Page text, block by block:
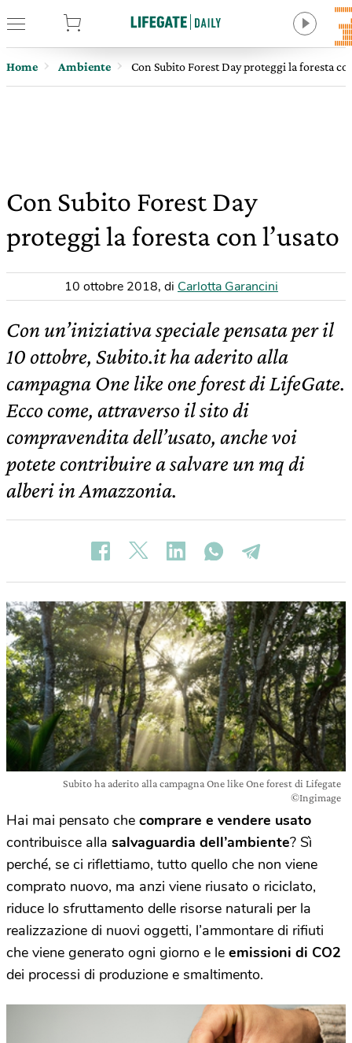
Home Ambiente Con Subito Forest Day proteggi la foresta
Con Subito Forest Day
proteggi la foresta con l’usato
10 ottobre 2018, di Carlotta Garancini
Con un’iniziativa speciale pensata per il
10 ottobre, Subito.it ha aderito alla
campagna One like one forest di LifeGate.
Ecco come, attraverso il sito di
compravendita dell’usato, anche voi
potete contribuire a salvare un mq di
alberi in Amazzonia.
Subito ha aderito alla campagna One like One forest di Lifegate
©Ingimage
Hai mai pensato che comprare e vendere usato
contribuisce alla salvaguardia dell’ambiente? Sì
perché, se ci riflettiamo, tutto quello che non viene
comprato nuovo, ma anzi viene riusato o riciclato,
riduce lo sfruttamento delle risorse naturali per la
realizzazione di nuovi oggetti, l’ammontare di rifiuti
che viene generato ogni giorno e le emissioni di CO2
dei processi di produzione e smaltimento.